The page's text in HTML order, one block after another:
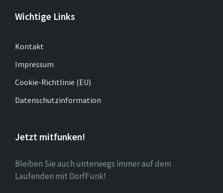
Wichtige Links
Kontakt
Impressum
Cookie-Richtlinie (EU)
Datenschutzinformation
Jetzt mitfunken!
Bleiben Sie auch unterwegs immer auf dem
Laufenden mit DorfFunk!